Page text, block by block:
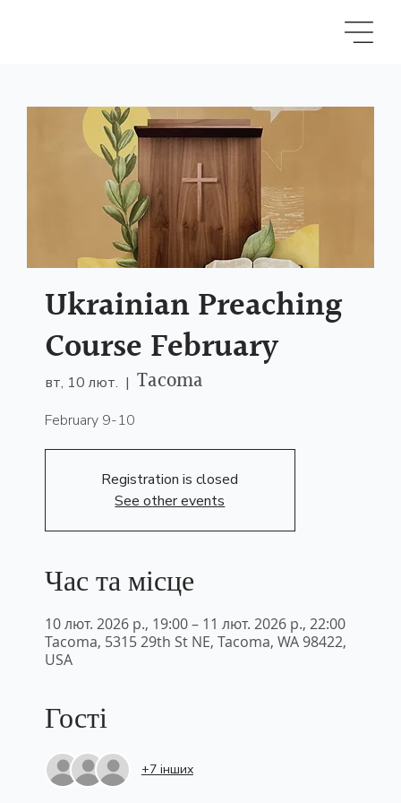
Ukrainian Preaching
Course February
вт, 10 лют.
  |
Tacoma
February 9-10
Registration is closed
See other events
Час та місце
10 лют. 2026 р., 19:00 – 11 лют. 2026 р., 22:00
Tacoma, 5315 29th St NE, Tacoma, WA 98422,
USA
Гості
+7 інших